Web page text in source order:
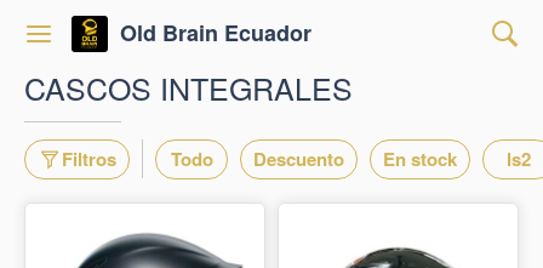
Old Brain Ecuador
CASCOS INTEGRALES
Filtros Todo Descuento En stock ls2